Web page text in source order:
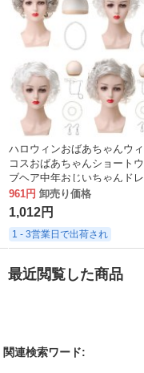
ハロウィンおばあちゃんウ
コスおばあちゃんショート
ブヘア中年おじいちゃんド
ップウィッグセット
961円 卸売り価格
1,012円
1 - 3営業日で出荷され
最近閲覧した商品
関連検索ワード: